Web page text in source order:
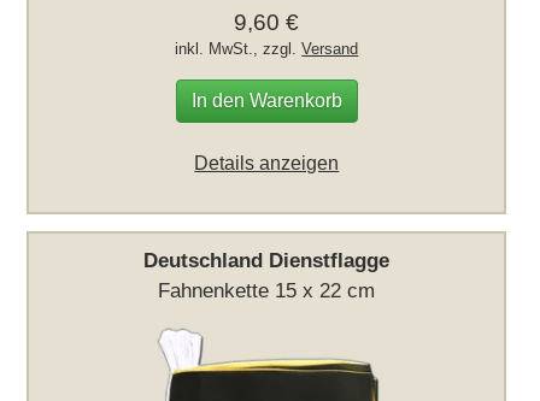
9,60 €
inkl. MwSt., zzgl.Versand
In den Warenkorb
Details anzeigen
Deutschland Dienstflagge
Fahnenkette 15 x 22 cm